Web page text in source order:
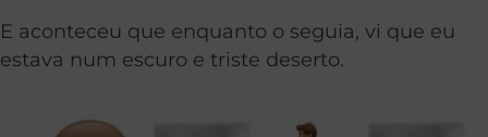
E aconteceu que enquanto o seguia, vi que eu
estava num escuro e triste deserto.